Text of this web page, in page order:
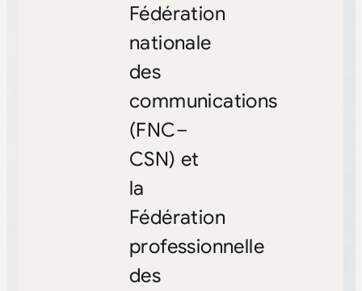
Fédération
nationale
des
communications
(FNC–
CSN) et
la
Fédération
professionnelle
des